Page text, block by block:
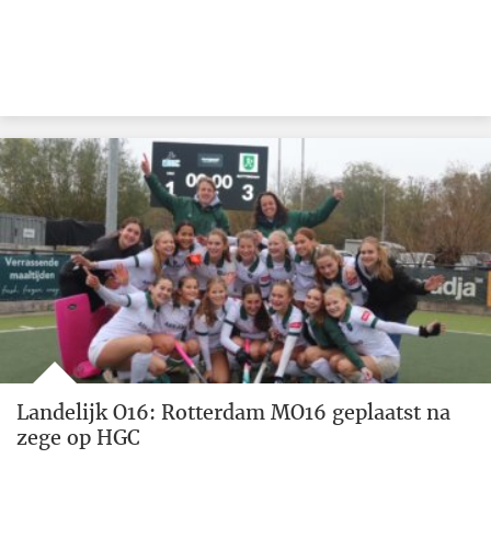
Landelijk O16: Rotterdam MO16 geplaatst na
zege op HGC